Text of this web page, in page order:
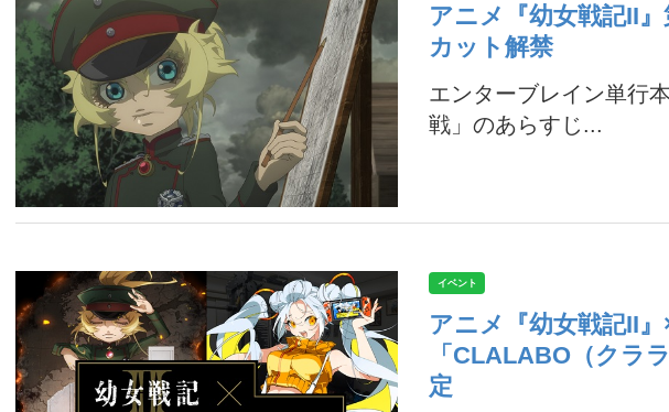
アニメ『幼女戦記II
カット解禁
エンターブレイン単行
戦」のあらすじ...
イベント
アニメ『幼女戦記II
「CLALABO（クラ
定